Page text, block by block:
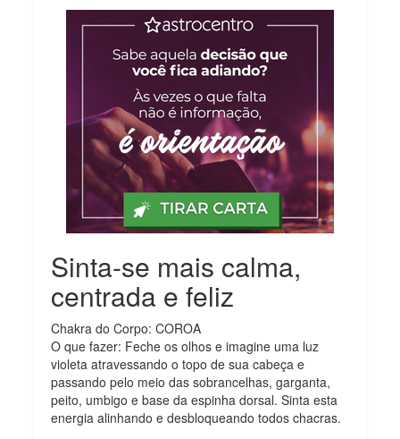
Sinta-se mais calma,
centrada e feliz
Chakra do Corpo: COROA
O que fazer: Feche os olhos e imagine uma luz
violeta atravessando o topo de sua cabeça e
passando pelo meio das sobrancelhas, garganta,
peito, umbigo e base da espinha dorsal. Sinta esta
energia alinhando e desbloqueando todos chacras.